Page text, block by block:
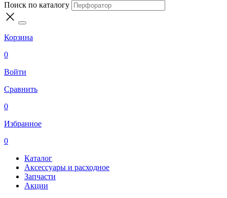
Поиск по каталогу
Корзина
0
Войти
Сравнить
0
Избранное
0
Каталог
Аксессуары и расходное
Запчасти
Акции